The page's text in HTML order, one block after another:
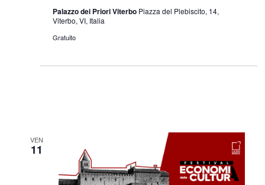
Palazzo dei Priori Viterbo Piazza del Plebiscito, 14,
Viterbo, VI, Italia
Gratuito
VEN
11